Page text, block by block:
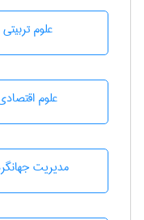
علوم تربيتی
علوم
مديريت